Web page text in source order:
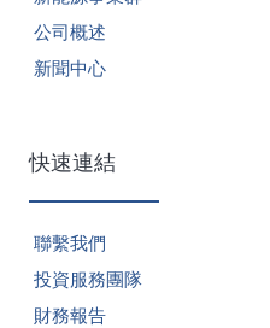
公司概述
新聞中心
快速連結
聯繫我們
投資服務團隊
財務報告